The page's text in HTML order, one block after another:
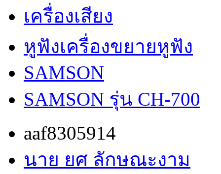
เครื่องเสียง
หูฟังเครื่องขยายหูฟัง
SAMSON
SAMSON รุ่น CH-700
aaf8305914
นาย ยศ ลักษณะงาม